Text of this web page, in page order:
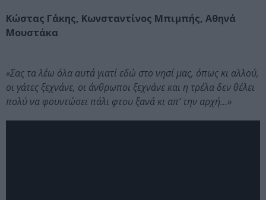
Κώστας Γάκης, Κωνσταντίνος Μπιμπής, Αθηνά
Μουστάκα
«Σας τα λέω όλα αυτά γιατί εδώ στο νησί μας, όπως κι αλλού,
οι γάτες ξεχνάνε, οι άνθρωποι ξεχνάνε και η τρέλα δεν θέλει
πολύ να φουντώσει πάλι φτου ξανά κι απ’ την αρχή…»